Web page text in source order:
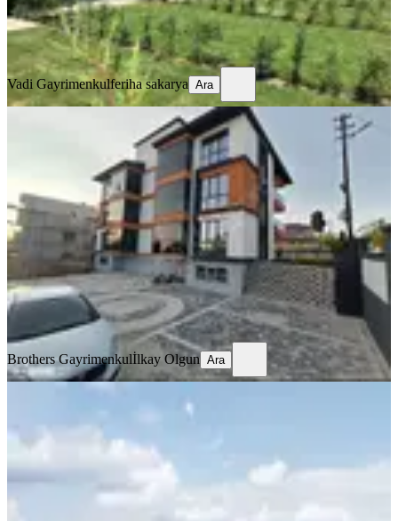
Vadi Gayrimenkulferiha sakarya
Ara
Vadi Gayrimenkulferiha sakarya Ara
Brothers Önerler115m2 2+1 İskanlı
Müstakil Bahçeli Satılık Daire
Çorlu, Önerler Mahallesi
2+1 ·115 m²·Düz Giriş (Zemin) ·17.06.2026
7.500.000 ₺
Brothers Gayrimenkulİlkay Olgun
Brothers Gayrimenkulİlkay Olgun Ara
Önerlerde %50 Peşinatla Müstakil
Çorlu, Önerler Mahallesi
2+1·